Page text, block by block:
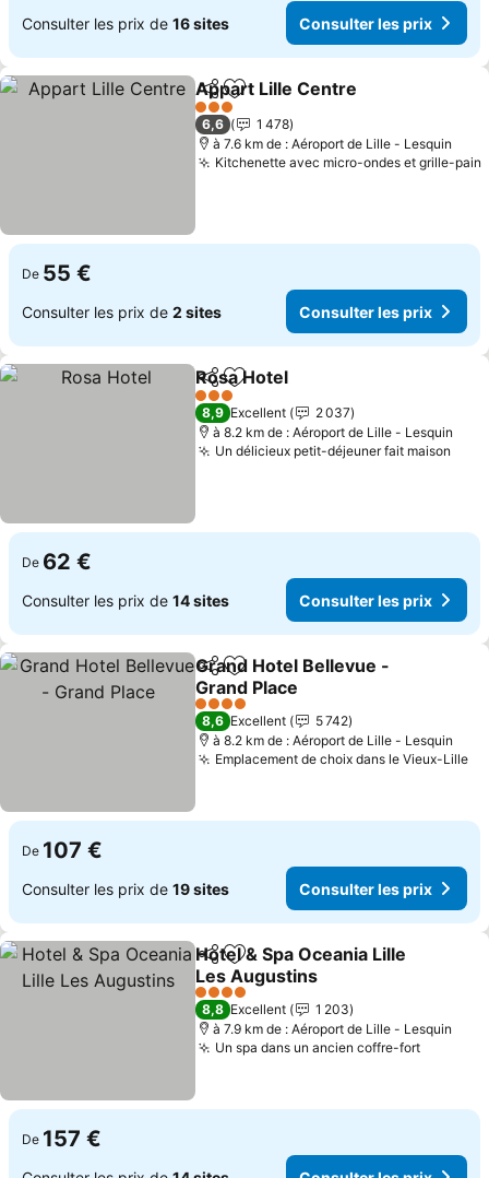
Consulter les prix de 16 sites Consulter les prix
PartagerAjouter à mes favoris
Appart Lille Centre
3 Étoiles
6,6
1 478
à 7.6 km de : Aéroport de Lille - Lesquin
Kitchenette avec micro-ondes et grille-pain
De 55 €
Consulter les prix de 2 sites Consulter les prix
PartagerAjouter à mes favoris
Rosa Hotel
3 Étoiles
8,9 Excellent
2 037
à 8.2 km de : Aéroport de Lille - Lesquin
Un délicieux petit-déjeuner fait maison
De 62 €
Consulter les prix de 14 sites Consulter les prix
PartagerAjouter à mes favoris
Grand Hotel Bellevue -
Grand Place
4 Étoiles
8,6 Excellent
5 742
à 8.2 km de : Aéroport de Lille - Lesquin
Emplacement de choix dans le Vieux-Lille
De 107 €
Consulter les prix de 19 sites Consulter les prix
PartagerAjouter à mes favoris
Hotel & Spa Oceania Lille
Les Augustins
4 Étoiles
8,8 Excellent
1 203
à 7.9 km de : Aéroport de Lille - Lesquin
Un spa dans un ancien coffre-fort
De 157 €